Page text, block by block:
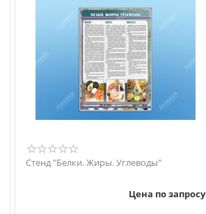
Стенд "Белки. Жиры. Углеводы"
Цена по запросу